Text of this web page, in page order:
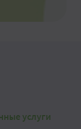
услуги